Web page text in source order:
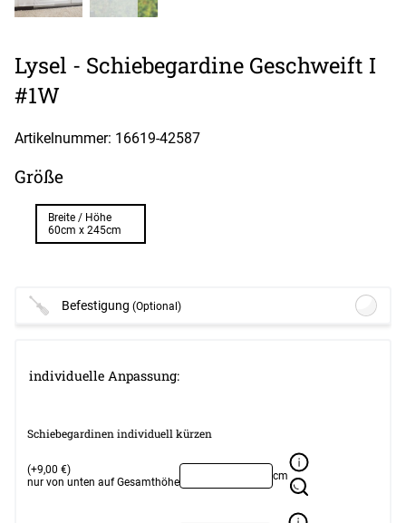
Lysel - Schiebegardine Geschweift I
#1W
Artikelnummer: 16619-42587
Größe
Breite / Höhe
60cm x 245cm
Befestigung(Optional)
+13,45 EUR)
Weiter
individuelle Anpassung:
Schiebegardinen individuell kürzen
(+9,00 €)
nur von unten auf Gesamthöhe
cm